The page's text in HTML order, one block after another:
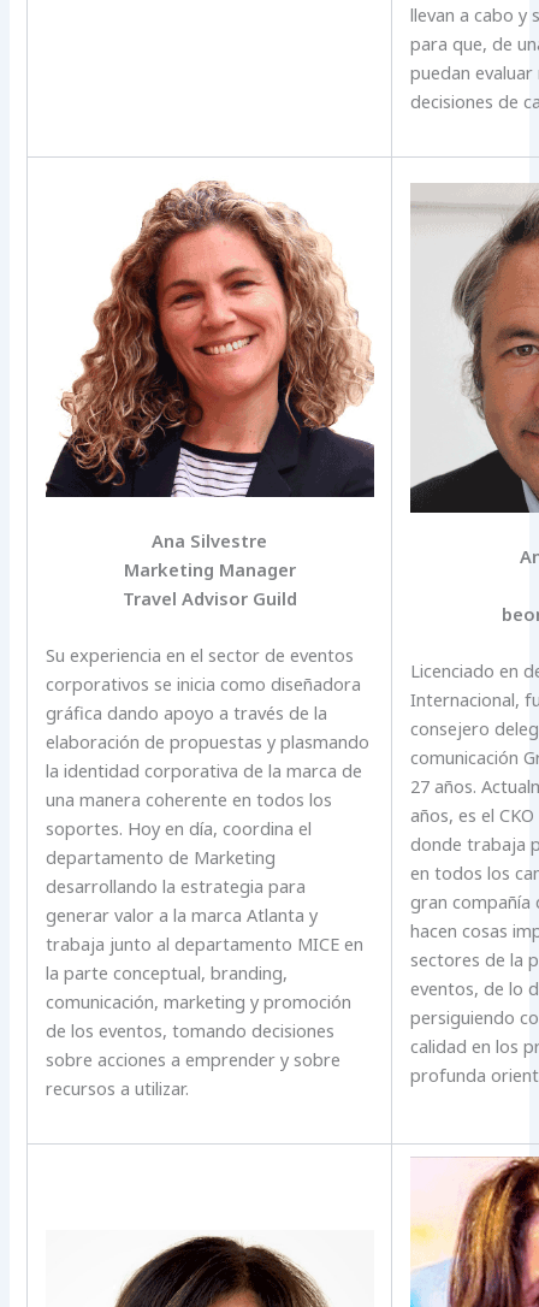
llevan a cabo y
para que, de
puedan
decisiones de
Ana Silvestre
Marketing Manager
Travel Advisor Guild
Su experiencia en el sector de eventos
corporativos se inicia como diseñadora
gráfica dando apoyo a través de la
elaboración de propuestas y plasmando
la identidad corporativa de la marca de
una manera coherente en todos los
soportes. Hoy en día, coordina el
departamento de Marketing
desarrollando la estrategia para
generar valor a la marca Atlanta y
trabaja junto al departamento MICE en
la parte conceptual, branding,
comunicación, marketing y promoción
de los eventos, tomando decisiones
sobre acciones a emprender y sobre
recursos a utilizar.
Licenciado en
Internacional,
consejero
comunicación
27 años.
años, es el
donde trabaja
en todos los
gran compañía
hacen cosas
sectores de la
eventos, de lo
persiguiendo
calidad en los
profunda